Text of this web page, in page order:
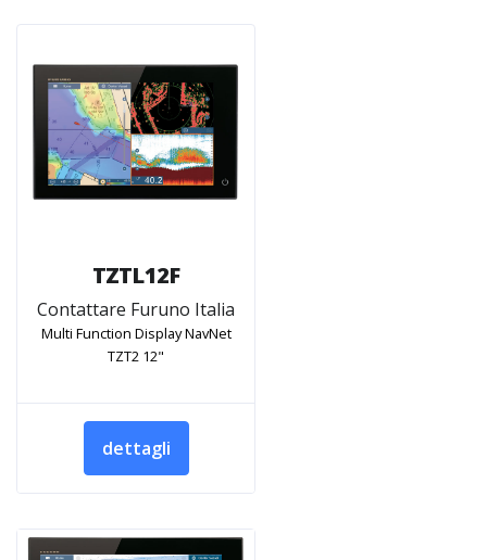
TZTL12F
Contattare Furuno Italia
Multi Function Display NavNet
TZT2 12"
dettagli